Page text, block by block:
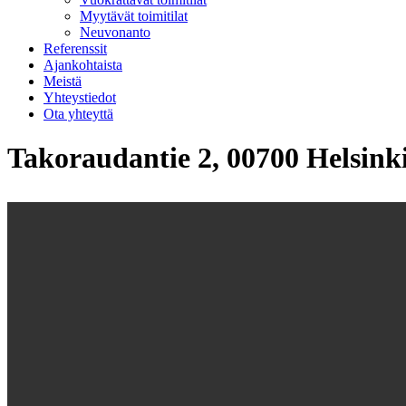
Myytävät toimitilat
Neuvonanto
Referenssit
Ajankohtaista
Meistä
Yhteystiedot
Ota yhteyttä
Takoraudantie 2, 00700